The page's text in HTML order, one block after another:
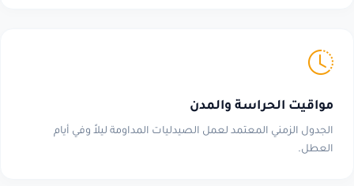
مواقيت الحراسة والمدن
الجدول الزمني المعتمد لعمل الصيدليات المداومة ليلاً وفي أيام
العطل.